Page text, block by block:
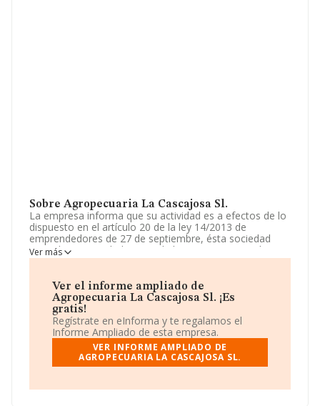
Sobre Agropecuaria La Cascajosa Sl.
La empresa informa que su actividad es a efectos de lo
dispuesto en el artículo 20 de la ley 14/2013 de
emprendedores de 27 de septiembre, ésta sociedad
tiene de su actividad principal el cnae 0150, y su objeto
lo constituye: - producción agrícola combinada con la
agricultura. La empresa está registrada como Sociedad
Limitada. Su CNAE corresponde a 0150 con código
'Producción agrícola combinada con la producción
ganadera'. La sociedad no tiene actividad en mercados
exteriores.
La empresa españolaAgropecuaria La Cascajosa
, CIF B70890132, se encuentra en Calle Gonzalez
Ver más
Ver el informe ampliado de
Agropecuaria La Cascajosa Sl. ¡Es
gratis!
Regístrate en eInforma y te regalamos el
Informe Ampliado de esta empresa.
VER INFORME AMPLIADO DE
AGROPECUARIA LA CASCAJOSA SL.